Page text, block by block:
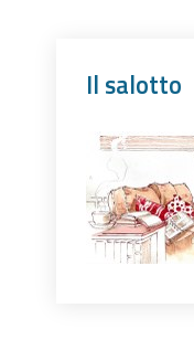
Il salotto